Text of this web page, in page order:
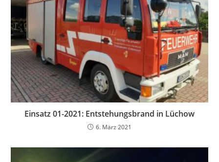
Einsatz 01-2021: Entstehungsbrand in Lüchow
6. März 2021